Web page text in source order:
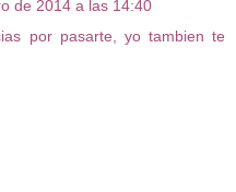
de 2014 a las 14:40
por pasarte, yo tambien te